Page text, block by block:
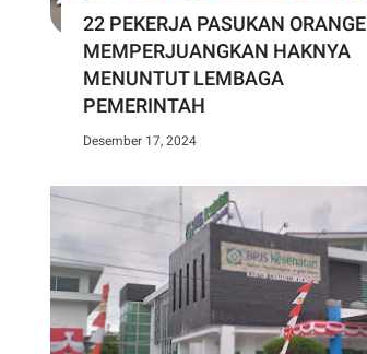
22 PEKERJA PASUKAN ORANGE
MEMPERJUANGKAN HAKNYA
MENUNTUT LEMBAGA
PEMERINTAH
Desember 17, 2024